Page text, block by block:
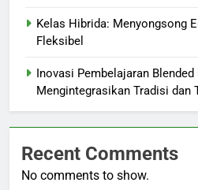
Kelas Hibrida: Menyongsong
Fleksibel
Inovasi Pembelajaran Blended
Mengintegrasikan Tradisi dan
Recent Comments
No comments to show.